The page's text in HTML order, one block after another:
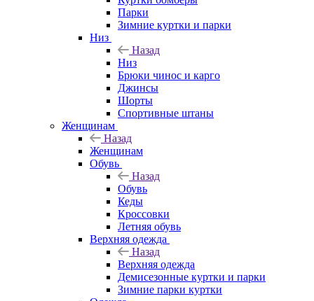
Парки
Зимние куртки и парки
Низ
Назад
Низ
Брюки чинос и карго
Джинсы
Шорты
Спортивные штаны
Женщинам
Назад
Женщинам
Обувь
Назад
Обувь
Кеды
Кроссовки
Летняя обувь
Верхняя одежда
Назад
Верхняя одежда
Демисезонные куртки и парки
Зимние парки куртки